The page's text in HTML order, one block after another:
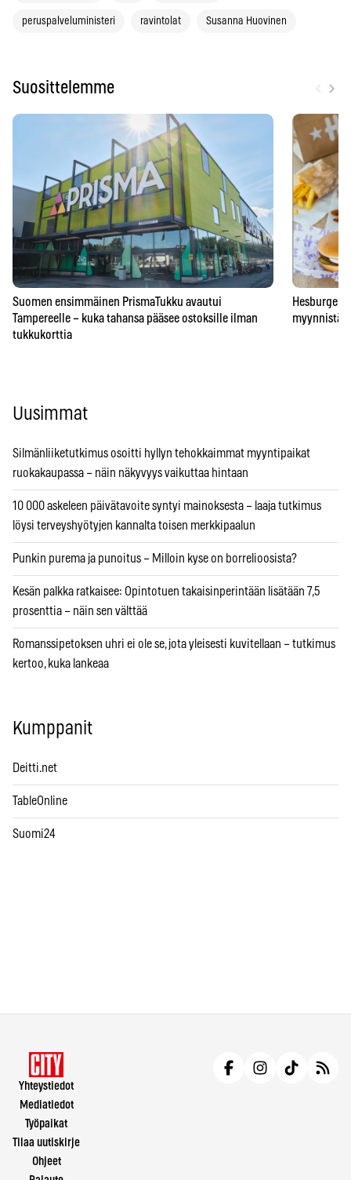
peruspalveluministeri ravintolat Susanna Huovinen
Suosittelemme ›
Suomen ensimmäinen PrismaTukku avautui
Tampereelle – kuka tahansa pääsee ostoksille ilman
tukkukorttia
myynnistä
Uusimmat
Silmänliiketutkimus osoitti hyllyn tehokkaimmat myyntipaikat
ruokakaupassa – näin näkyvyys vaikuttaa hintaan
10 000 askeleen päivätavoite syntyi mainoksesta – laaja tutkimus
löysi terveyshyötyjen kannalta toisen merkkipaalun
Punkin purema ja punoitus – Milloin kyse on borrelioosista?
Kesän palkka ratkaisee: Opintotuen takaisinperintään lisätään 7,5
prosenttia – näin sen välttää
Romanssipetoksen uhri ei ole se, jota yleisesti kuvitellaan – tutkimus
kertoo, kuka lankeaa
Kumppanit
Deitti.net
TableOnline
Suomi24
Yhteystiedot
Mediatiedot
Työpaikat
Tilaa uutiskirje
Ohjeet